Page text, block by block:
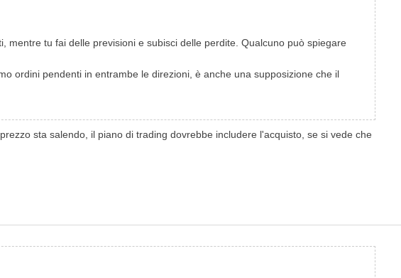
tu fai delle previsioni e subisci delle perdite. Qualcuno può spiegare
ordini pendenti in entrambe le direzioni, è anche una supposizione che il
sta salendo, il piano di trading dovrebbe includere l'acquisto, se si vede che